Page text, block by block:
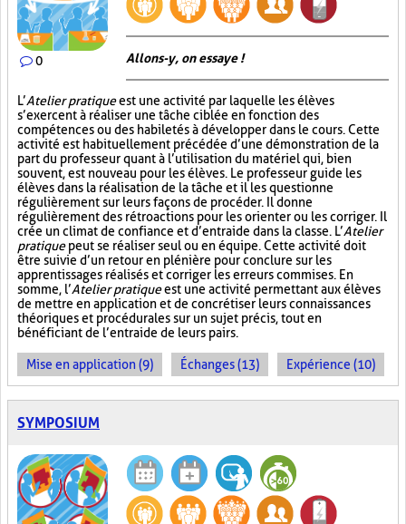
0 Allons-y, on essaye !
L’Atelier pratiqueest une activité par laquelle les élèves
s’exercent à réaliser une tâche ciblée en fonction des
compétences ou des habiletés à développer dans le cours. Cette
activité est habituellement précédée d’une démonstration de la
part du professeur quant à l’utilisation du matériel qui, bien
souvent, est nouveau pour les élèves. Le professeur guide les
élèves dans la réalisation de la tâche et il les questionne
régulièrement sur leurs façons de procéder. Il donne
régulièrement des rétroactions pour les orienter ou les corriger. Il
crée un climat de confiance et d’entraide dans la classe. L’Atelier
pratiquepeut se réaliser seul ou en équipe. Cette activité doit
être suivie d’un retour en plénière pour conclure sur les
apprentissages réalisés et corriger les erreurs commises. En
somme, l’Atelier pratiqueest une activité permettant aux élèves
de mettre en application et de concrétiser leurs connaissances
théoriques et procédurales sur un sujet précis, tout en
bénéficiant de l’entraide de leurs pairs.
Mise en application (9) Échanges (13) Expérience (10)
SYMPOSIUM